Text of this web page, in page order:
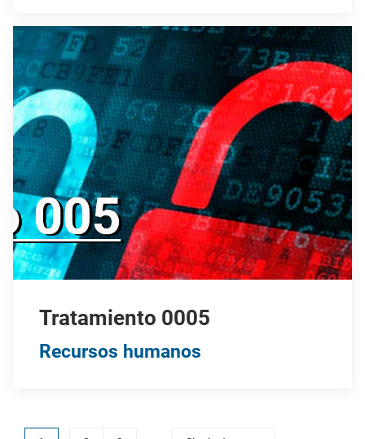
Tratamiento 0005
Recursos humanos